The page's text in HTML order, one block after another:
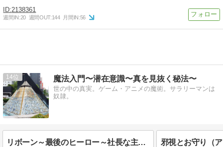
2138361
週間IN:20 週間OUT:144 月間IN:56
14 魔法入門〜潜在意識〜真を見抜く秘法〜
世の中の真実。ゲーム・アニメの魔術。サラリーマンは
奴隷。
リボーン～最後のヒーロー～社長な主人公はコロナウィルスを信じていなかった